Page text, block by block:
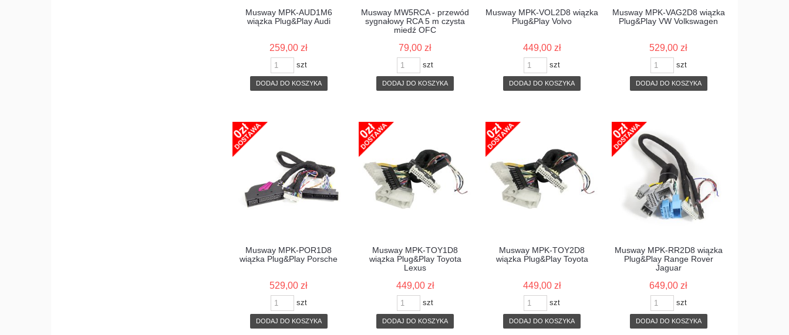
Musway MPK-AUD1M6
wiązka Plug&Play Audi
259,00 zł
szt
DODAJ DO KOSZYKA
Musway MW5RCA - przewód
sygnałowy RCA 5 m czysta
miedź OFC
79,00 zł
szt
DODAJ DO KOSZYKA
Musway MPK-VOL2D8 wiązka
Plug&Play Volvo
449,00 zł
szt
DODAJ DO KOSZYKA
Musway MPK-VAG2D8 wiązka
Plug&Play VW Volkswagen
529,00 zł
szt
DODAJ DO KOSZYKA
Musway MPK-POR1D8
wiązka Plug&Play Porsche
529,00 zł
szt
DODAJ DO KOSZYKA
Musway MPK-TOY1D8
wiązka Plug&Play Toyota
Lexus
449,00 zł
szt
DODAJ DO KOSZYKA
Musway MPK-TOY2D8
wiązka Plug&Play Toyota
449,00 zł
szt
DODAJ DO KOSZYKA
Musway MPK-RR2D8 wiązka
Plug&Play Range Rover
Jaguar
649,00 zł
szt
DODAJ DO KOSZYKA